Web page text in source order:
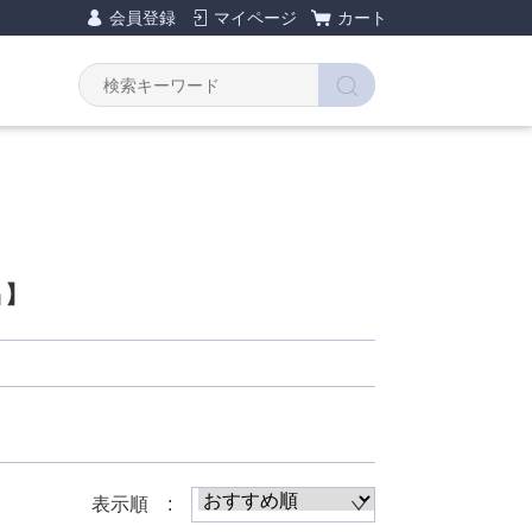
会員登録 マイページ カート
表示順 :